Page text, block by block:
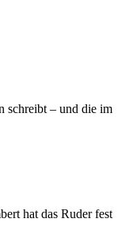
schreibt – und die im
hat das Ruder fest